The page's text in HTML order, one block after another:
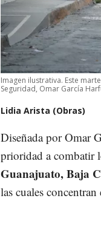
Imagen ilustrativa. Este
Seguridad, Omar García
Lidia Arista (Obras)
Diseñada por Omar
prioridad a combatir
Guanajuato, Baja
las cuales